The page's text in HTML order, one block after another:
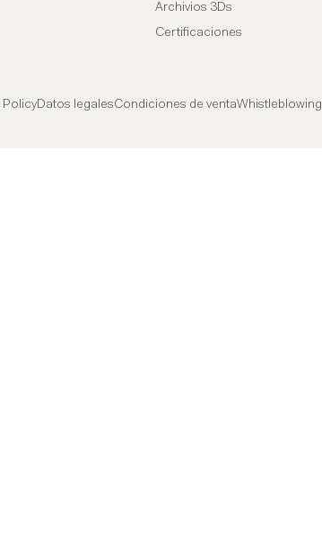
Archivios 3Ds
Certificaciones
PolicyDatos legalesCondiciones de ventaWhistleblowing